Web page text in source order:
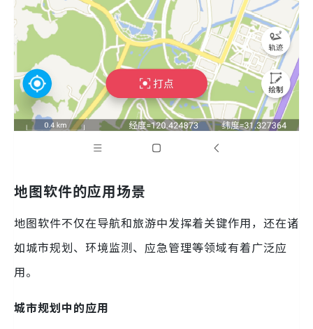
地图软件的应用场景
地图软件不仅在导航和旅游中发挥着关键作用，还在诸
如城市规划、环境监测、应急管理等领域有着广泛应
用。
城市规划中的应用